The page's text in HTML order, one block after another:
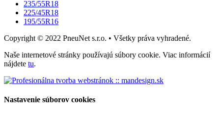
235/55R18
225/45R18
195/55R16
Copyright © 2022 PneuNet s.r.o. • Všetky práva vyhradené.
Naše internetové stránky používajú súbory cookie. Viac informácií
nájdete tu.
Nastavenie súborov cookies